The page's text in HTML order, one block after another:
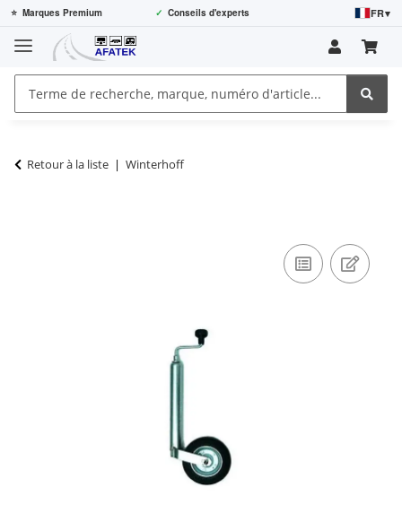
⭐ Marques Premium ✓ Conseils d'experts FR▾
Retour à la liste Winterhoff